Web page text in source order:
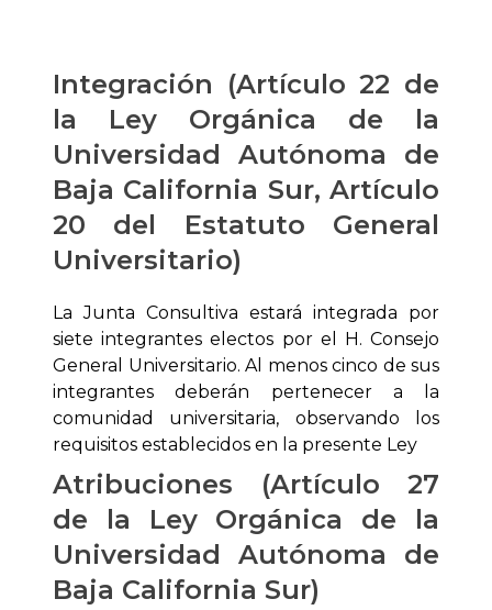
Integración (Artículo 22 de
la Ley Orgánica de la
Universidad Autónoma de
Baja California Sur, Artículo
20 del Estatuto General
Universitario)
La Junta Consultiva estará integrada por
siete integrantes electos por el H. Consejo
General Universitario. Al menos cinco de sus
integrantes deberán pertenecer a la
comunidad universitaria, observando los
requisitos establecidos en la presente Ley
Atribuciones (Artículo 27
de la Ley Orgánica de la
Universidad Autónoma de
Baja California Sur)